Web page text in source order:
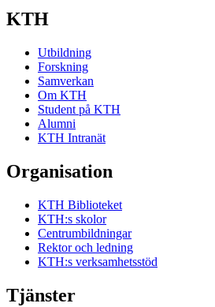
KTH
Utbildning
Forskning
Samverkan
Om KTH
Student på KTH
Alumni
KTH Intranät
Organisation
KTH Biblioteket
KTH:s skolor
Centrumbildningar
Rektor och ledning
KTH:s verksamhetsstöd
Tjänster